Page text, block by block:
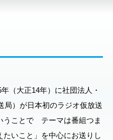
（大正14年）に社団法人・
局）が日本初のラジオ仮放送
ことで テーマは番組つま
たいこと」を中心にお送りし